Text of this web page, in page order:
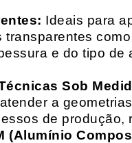
Ideais para
transparentes
e do tipo
Sob
a
de
(Alumínio